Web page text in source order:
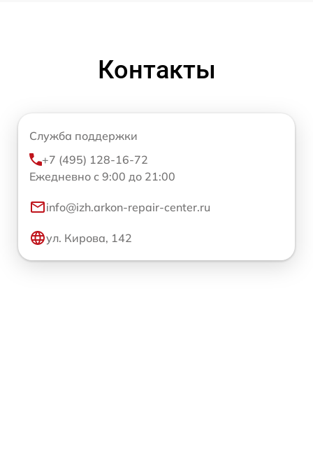
Контакты
Служба поддержки
+7 (495) 128-16-72
Ежедневно с 9:00 до 21:00
info@izh.arkon-repair-center.ru
ул. Кирова, 142